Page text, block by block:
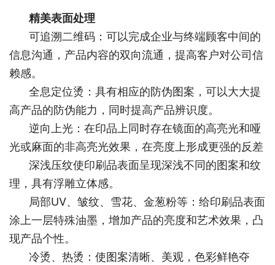
精美表面处理
可追溯二维码：可以完成企业与终端顾客中间的
信息沟通，产品内容的双向流通，提高客户对公司信
赖感。
全息定位烫：具有相应的防伪图案，可以大大提
高产品的防伪能力，同时提高产品辨识度。
逆向上光：在印品上同时存在镜面的高亮光和哑
光或麻面的非高亮光效果，在亮度上形成更强的反差
深浅压纹使印刷品表面呈现深浅不同的图案和纹
理，具有浮雕立体感。
局部UV、皱纹、雪花、金葱粉等：给印刷品表面
涂上一层特殊油墨，增加产品的亮度和艺术效果，凸
现产品个性。
冷烫、热烫：使图案清晰、美观，色彩鲜艳夺